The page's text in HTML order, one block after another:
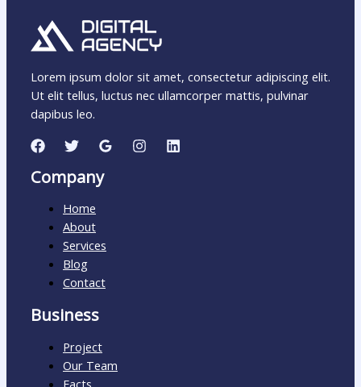
Lorem ipsum dolor sit amet, consectetur adipiscing elit.
Ut elit tellus, luctus nec ullamcorper mattis, pulvinar
dapibus leo.
Company
Home
About
Services
Blog
Contact
Business
Project
Our Team
Facts